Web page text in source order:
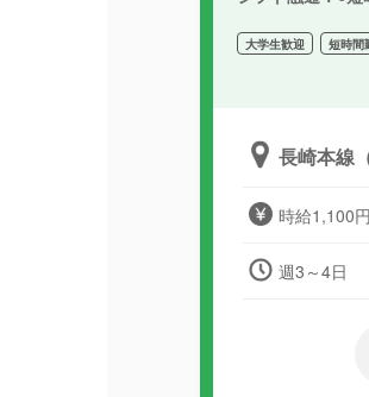
大学生歓迎 短時間
長崎本線
時給1,100
週3～4日